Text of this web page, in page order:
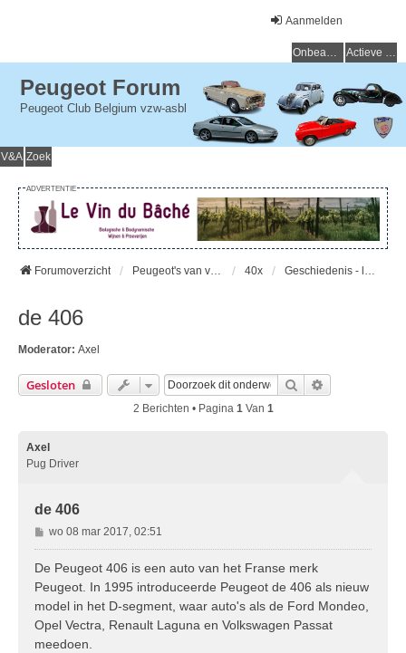
Aanmelden
Onbeantwoorde onderwerpen Actieve onderwerpen
Peugeot Forum
Peugeot Club Belgium vzw-asbl
V&A Zoek
ADVERTENTIE
Forumoverzicht Peugeot's van vroeger (> 15 jaar) - Peugeot du passé (> 15 ans) 40x Geschiedenis - l'Histoire
de 406
Moderator: Axel
Gesloten Zoek
2 Berichten • Pagina 1Van 1
Axel
Pug Driver
de 406
B
e
r
h
t
wo 08 mar 2017, 02:51
De Peugeot 406 is een auto van het Franse merk
Peugeot. In 1995 introduceerde Peugeot de 406 als nieuw
model in het D-segment, waar auto's als de Ford Mondeo,
Opel Vectra, Renault Laguna en Volkswagen Passat
meedoen.